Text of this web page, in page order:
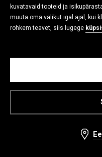
kuvatavaid tooteid ja
muuta oma valikut igal ajal, kui
rohkem teavet, siis lugege